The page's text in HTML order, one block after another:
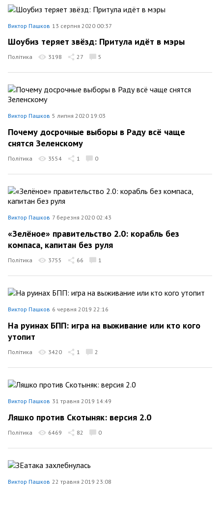
Виктор Пашков 13 серпня 2020 00:37
Шоубиз теряет звёзд: Притула идёт в мэры
Політика 3198 27 5
Виктор Пашков 5 липня 2020 19:03
Почему досрочные выборы в Раду всё чаще
снятся Зеленскому
Політика 3554 1 0
Виктор Пашков 7 березня 2020 02:43
«Зелёное» правительство 2.0: корабль без
компаса, капитан без руля
Політика 3755 66 1
Виктор Пашков 6 червня 2019 22:16
На руинах БПП: игра на выживание или кто кого
утопит
Політика 3420 1 2
Виктор Пашков 31 травня 2019 14:49
Ляшко против Скотыняк: версия 2.0
Політика 6469 82 0
Виктор Пашков 22 травня 2019 23:08